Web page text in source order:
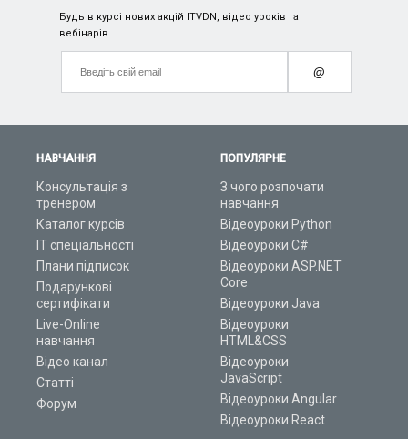
НАВЧАННЯ
Консультація з
тренером
Каталог курсів
ІТ спеціальності
Плани підписок
Подарункові
сертифікати
Live-Online
навчання
Відео канал
Статті
Форум
ПОПУЛЯРНЕ
З чого розпочати
навчання
Відеоуроки Python
Відеоуроки C#
Відеоуроки ASP.NET
Core
Відеоуроки Java
Відеоуроки
HTML&CSS
Відеоуроки
JavaScript
Відеоуроки Angular
Відеоуроки React
Будь в курсі нових акцій ITVDN, відео уроків та
вебінарів
@